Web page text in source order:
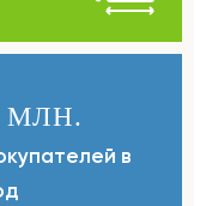
МЛН.
в